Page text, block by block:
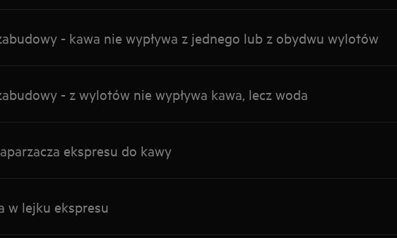
- kawa nie wypływa z jednego lub z obydwu wylotów
- z wylotów nie wypływa kawa, lecz woda
ekspresu do kawy
w lejku ekspresu